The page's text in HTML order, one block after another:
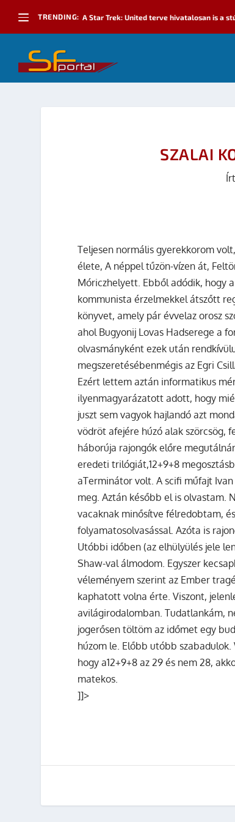
TRENDING: A Star Trek: United terve hivatalosan is a
SZALAI
Teljesen normális gyerekkorom
élete, A néppel tűzön-vízen át,
Móriczhelyett. Ebből adódik, hogy
kommunista érzelmekkel átszőtt
könyvet, amely pár évvelaz orosz
ahol Bugyonij Lovas Hadserege a
olvasmányként ezek után
megszeretésébenmégis az Egri
Ezért lettem aztán informatikus
ilyenmagyarázatott adott, hogy
juszt sem vagyok hajlandó azt
vödröt afejére húzó alak szörcsög,
háborúja rajongók előre
eredeti trilógiát,12+9+8
aTerminátor volt. A scifi műfajt
meg. Aztán később el is olvastam.
vacaknak minősítve félredobtam,
folyamatosolvasással. Azóta is
Utóbbi időben (az elhülyülés jele
Shaw-val álmodom. Egyszer
véleményem szerint az Ember
kaphatott volna érte. Viszont,
avilágirodalomban. Tudatlankám,
jogerősen töltöm az időmet egy
húzom le. Előbb utóbb
hogy a12+9+8 az 29 és nem 28,
matekos.
]]>